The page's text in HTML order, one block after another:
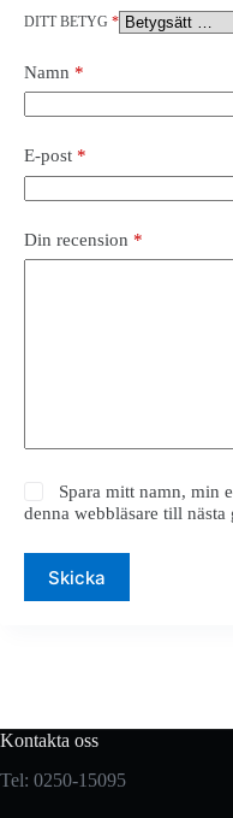
DITT BETYG *
Namn *
E-post *
Din recension *
Spara mitt namn, min
denna webbläsare till
Skicka
Kontakta oss
Tel: 0250-15095